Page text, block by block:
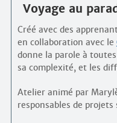
Voyage au
Créé avec des
en collaboration avec le
donne la parole à
sa complexité, et les
Atelier animé par
responsables de